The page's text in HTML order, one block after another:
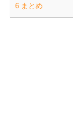
6 まとめ